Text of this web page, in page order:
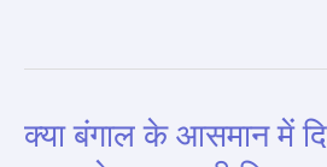
क्या बंगाल के आसमान में
क्या